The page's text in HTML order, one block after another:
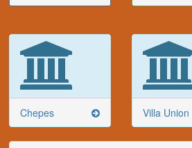
Chepes Villa Union